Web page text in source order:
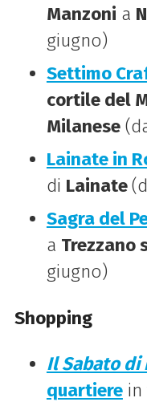
Manzoni a
giugno)
Settimo
cortile del
Milanese
Lainate in
di Lainate
Sagra del
a Trezzano
giugno)
Shopping
Il Sabato di
quartierein